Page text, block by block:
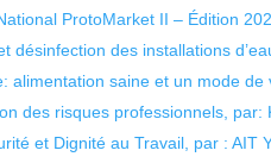
ProtoMarket II – Édition
désinfection des installations
alimentation saine et un mode de
des risques professionnels, par:
et Dignité au Travail, par : AIT